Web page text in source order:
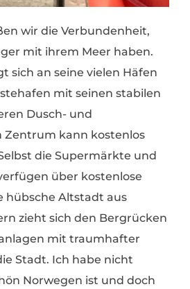
wir die Verbundenheit,
mit ihrem Meer haben.
sich an seine vielen Häfen
mit seinen stabilen
Dusch- und
Zentrum kann kostenlos
die Supermärkte und
über kostenlose
hübsche Altstadt aus
zieht sich den Bergrücken
mit traumhafter
Stadt. Ich habe nicht
Norwegen ist und doch